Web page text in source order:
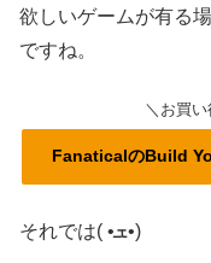
欲しいゲームが有る
ですね。
＼お買
FanaticalのBuild
それでは( •ܫ•)